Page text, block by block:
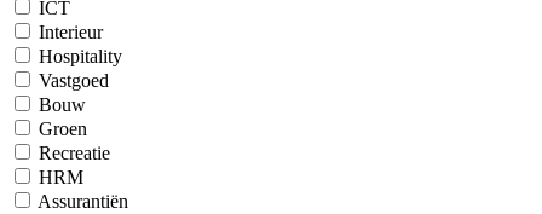
ICT
Interieur
Hospitality
Vastgoed
Bouw
Groen
Recreatie
HRM
Assurantiën